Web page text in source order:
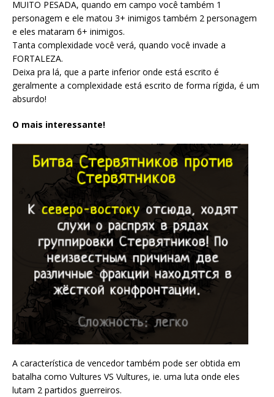
MUITO PESADA, quando em campo você também 1
personagem e ele matou 3+ inimigos também 2 personagem
e eles mataram 6+ inimigos.
Tanta complexidade você verá, quando você invade a
FORTALEZA.
Deixa pra lá, que a parte inferior onde está escrito é
geralmente a complexidade está escrito de forma rígida, é um
absurdo!
O mais interessante!
A característica de vencedor também pode ser obtida em
batalha como Vultures VS Vultures, ie. uma luta onde eles
lutam 2 partidos guerreiros.